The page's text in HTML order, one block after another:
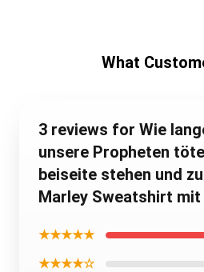
What
3 reviews for Wie
unsere Propheten
beiseite stehen und
Marley Sweatshirt
★★★★★
★★★★☆